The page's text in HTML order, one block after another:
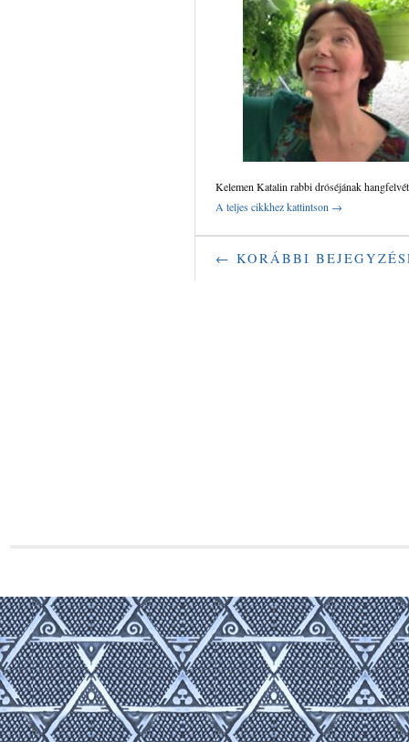
Kelemen Katalin rabbi dróséjának
A teljes cikkhez kattintson →
← KORÁBBI